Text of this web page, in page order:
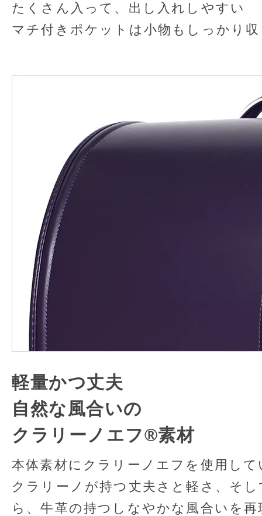
たくさん入って、出し入れしやすい
マチ付きポケットは小物もしっかり
軽量かつ丈夫
自然な風合いの
クラリーノエフ®素材
本体素材にクラリーノエフを使用し
クラリーノが持つ丈夫さと軽さ、そ
ら、牛革の持つしなやかな風合いを